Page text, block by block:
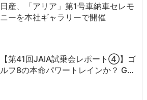
日産、「アリア」第1号車納車セレモ
ニーを本社ギャラリーで開催
【第41回JAIA試乗会レポート④】ゴ
ルフ8の本命パワートレインか？ G…